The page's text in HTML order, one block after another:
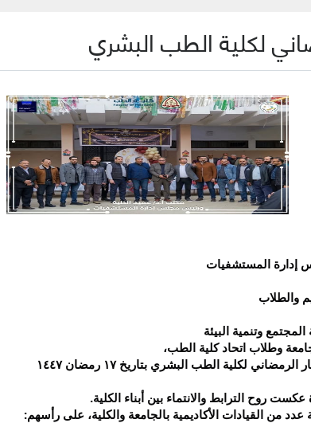
لكلية الطب البشري
إدارة المستشفيات
والطلاب
وتنمية البيئة
وطلاب اتحاد كلية الطب،
لكلية الطب البشري بتاريخ ١٧ رمضان ١٤٤٧
روح الترابط والانتماء بين أبناء الكلية.
من القيادات الأكاديمية بالجامعة والكلية، على رأسهم: